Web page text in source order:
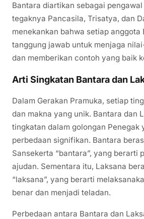
Bantara diartikan sebagai
tegaknya Pancasila, Trisatya, dan
menekankan bahwa setiap anggota
tanggung jawab untuk menjaga
dan memberikan contoh yang baik
Arti Singkatan Bantara dan
Dalam Gerakan Pramuka, setiap
dan makna yang unik. Bantara dan
tingkatan dalam golongan Penegak
perbedaan signifikan. Bantara
Sansekerta “bantara”, yang berarti
ajudan. Sementara itu, Laksana
“laksana”, yang berarti
benar dan menjadi teladan.
Perbedaan antara Bantara dan